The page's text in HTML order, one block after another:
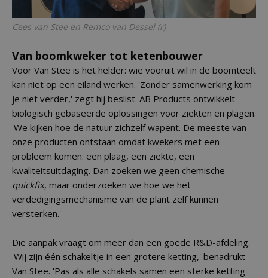
Cees van Stee en Remco van Dessel (r)
Van boomkweker tot ketenbouwer
Voor Van Stee is het helder: wie vooruit wil in de boomteelt
kan niet op een eiland werken. 'Zonder samenwerking kom
je niet verder,' zegt hij beslist. AB Products ontwikkelt
biologisch gebaseerde oplossingen voor ziekten en plagen.
'We kijken hoe de natuur zichzelf wapent. De meeste van
onze producten ontstaan omdat kwekers met een
probleem komen: een plaag, een ziekte, een
kwaliteitsuitdaging. Dan zoeken we geen chemische
quickfix, maar onderzoeken we hoe we het
verdedigingsmechanisme van de plant zelf kunnen
versterken.'
Die aanpak vraagt om meer dan een goede R&D-afdeling.
'Wij zijn één schakeltje in een grotere ketting,' benadrukt
Van Stee. 'Pas als alle schakels samen een sterke ketting